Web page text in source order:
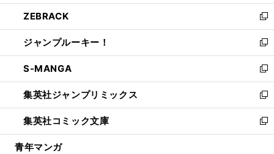
開
く
ウ
で
開
く
ン
ド
ウ
で
開
く
ウ
ィ
ン
ド
ウ
で
開
く
し
い
ウ
ィ
ン
ド
ウ
で
開
く
ZEBRACK
新
し
い
ウ
ィ
ン
ド
ウ
で
開
ジャンプルーキー！
新
し
い
ウ
ィ
ン
ド
ウ
S-MANGA
新
し
い
ウ
ィ
ン
集英社ジャンプリミックス
新
し
い
ウ
集英社コミック文庫
新
し
青年マンガ